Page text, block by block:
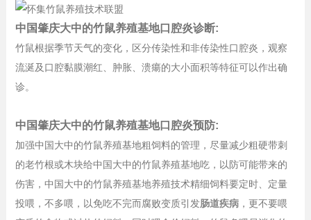
中国肇庆大中的竹鼠养殖基地口腔炎诊断:
竹鼠根据季节天气的变化，区分传染性和非传染性口腔炎，观察
流涎及口腔黏膜潮红、肿胀、溃瘍的大小面积等特征可以作出确
诊。
中国肇庆大中的竹鼠养殖基地口腔炎预防:
加强中国大中的竹鼠养殖基地粗饲料的管理，尽量减少粗硬带刺
的老竹根或木块给中国大中的竹鼠养殖基地吃，以防可能带来的
伤害，中国大中的竹鼠养殖基地养殖技术精细饲料要定时、定量
投喂，不多喂，以免吃不完而腐败变质引发肠道疾病，更不要喂